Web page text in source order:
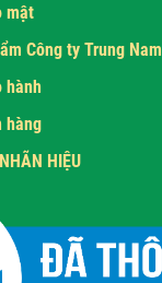
mật
Công ty Trung Nam
hành
hàng
HIỆU